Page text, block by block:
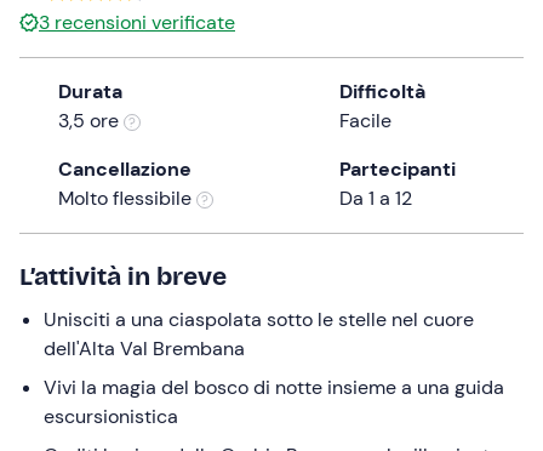
the
question
mark
keyboard
shortcuts
for
changing
dates.
3 recensioni verificate
Durata
3,5 ore
Difficoltà
Facile
Cancellazione
Molto flessibile
Partecipanti
Da 1 a 12
L’attività in breve
Unisciti a una ciaspolata sotto le stelle nel cuore
dell'Alta Val Brembana
Vivi la magia del bosco di notte insieme a una guida
escursionistica